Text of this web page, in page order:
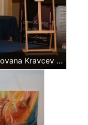
016 Miša Mihajlo Kravcev i Jovana Kravcev na izložbi -Kravcev u Plavom – Guarnerius